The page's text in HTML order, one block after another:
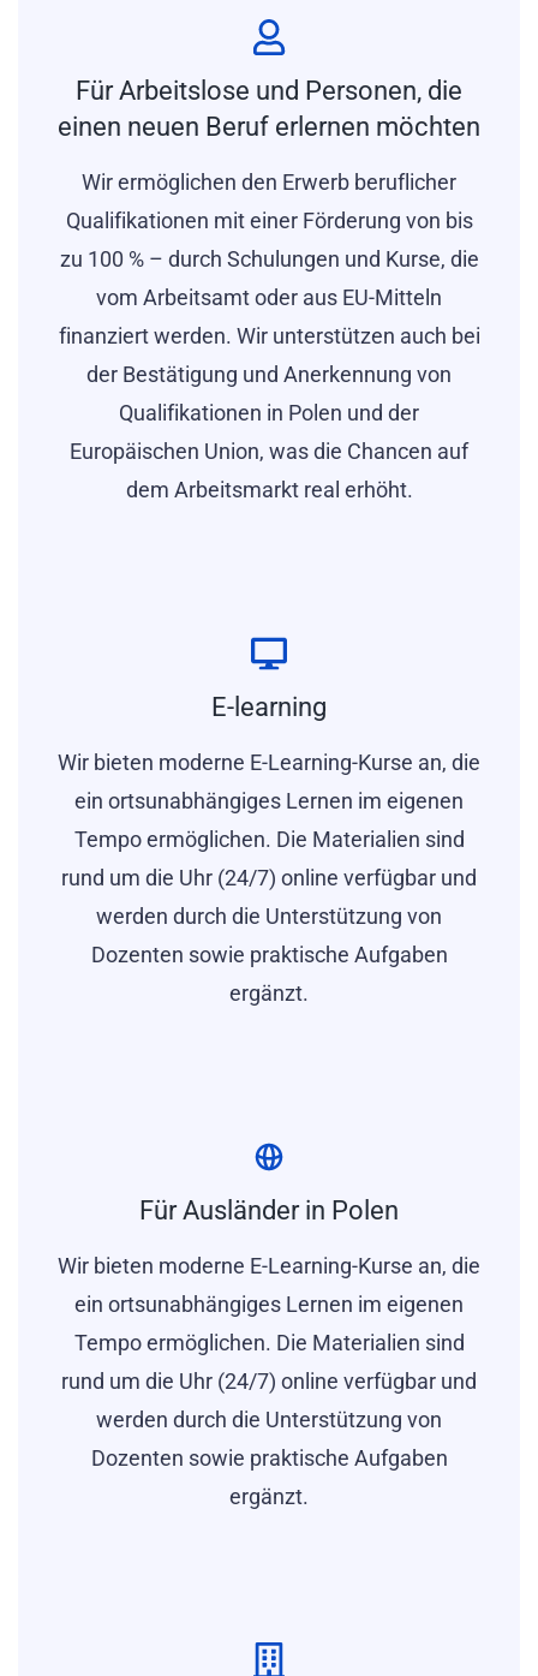
DIN-Norm-Elektriker
Deutsche Normen
Mehr erfahren
Elektriker-Pro
Radlader Bediener
Mehr erfahren
Baggerführer der Klasse 1
Mehr erfahren
Für Arbeitslose und Personen, die
einen neuen Beruf erlernen möchten
Wir ermöglichen den Erwerb beruflicher
Qualifikationen mit einer Förderung von bis
zu 100 % – durch Schulungen und Kurse, die
vom Arbeitsamt oder aus EU-Mitteln
finanziert werden. Wir unterstützen auch bei
der Bestätigung und Anerkennung von
Qualifikationen in Polen und der
Europäischen Union, was die Chancen auf
dem Arbeitsmarkt real erhöht.
E-learning
Wir bieten moderne E-Learning-Kurse an, die
ein ortsunabhängiges Lernen im eigenen
Tempo ermöglichen. Die Materialien sind
rund um die Uhr (24/7) online verfügbar und
werden durch die Unterstützung von
Dozenten sowie praktische Aufgaben
ergänzt.
Für Ausländer in Polen
Wir bieten moderne E-Learning-Kurse an, die
ein ortsunabhängiges Lernen im eigenen
Tempo ermöglichen. Die Materialien sind
rund um die Uhr (24/7) online verfügbar und
werden durch die Unterstützung von
Dozenten sowie praktische Aufgaben
ergänzt.